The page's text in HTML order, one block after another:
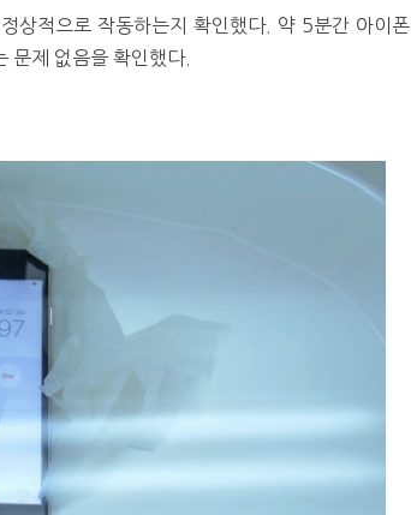
상적으로 작동하는지 확인했다. 약 5분간 아이폰
문제 없음을 확인했다.